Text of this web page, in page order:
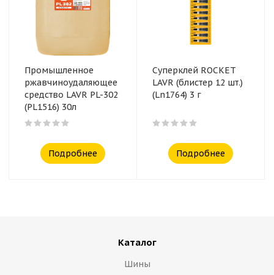
Промышленное
ржавчиноудаляющее
средство LAVR PL-302
(PL1516) 30л
Подробнее
Суперклей ROCKET
LAVR (блистер 12 шт.)
(Ln1764) 3 г
Подробнее
Каталог
Шины